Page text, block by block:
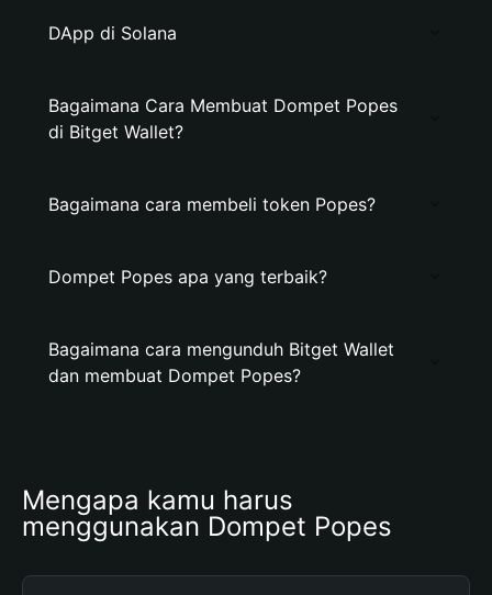
DApp di Solana
Bagaimana Cara Membuat Dompet Popes
di Bitget Wallet?
Bagaimana cara membeli token Popes?
Dompet Popes apa yang terbaik?
Bagaimana cara mengunduh Bitget Wallet
dan membuat Dompet Popes?
Mengapa kamu harus
menggunakan Dompet Popes